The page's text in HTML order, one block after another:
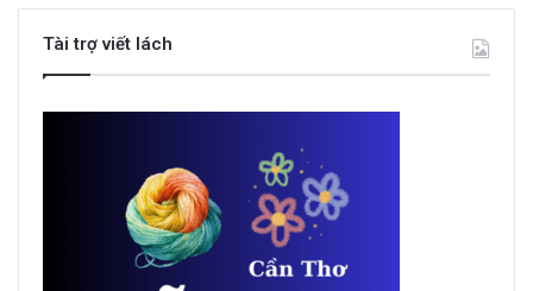
Tài trợ viết lách